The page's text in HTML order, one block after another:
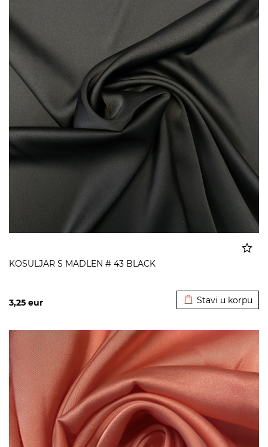
KOSULJAR S MADLEN # 43 BLACK
3,25 eur Stavi u korpu